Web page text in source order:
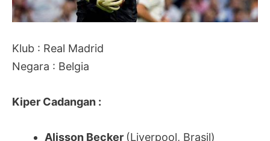
Klub : Real Madrid
Negara : Belgia
Kiper Cadangan :
Alisson Becker (Liverpool, Brasil)